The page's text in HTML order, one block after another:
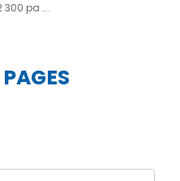
300 pa ...